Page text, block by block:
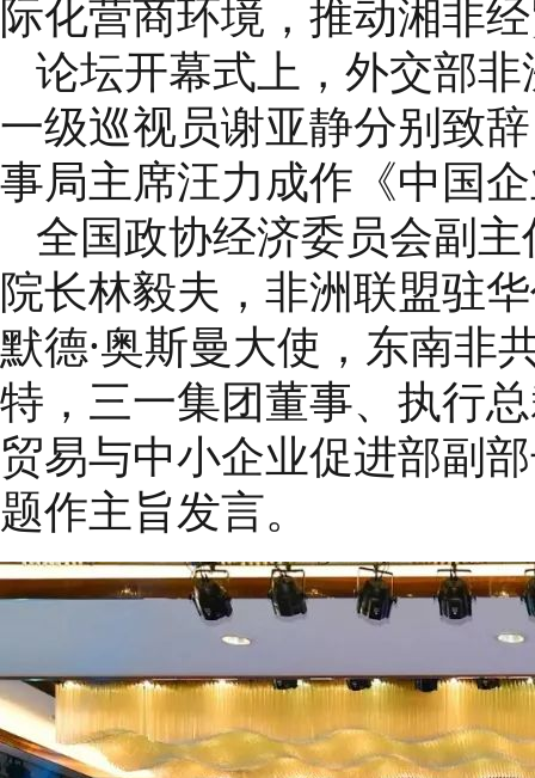
际化营商环境，推动湘非
论坛开幕式上，外交部
一级巡视员谢亚静分别致
事局主席汪力成作《中国
全国政协经济委员会副
院长林毅夫，非洲联盟驻
默德·奥斯曼大使，东南非
特，三一集团董事、执行
贸易与中小企业促进部副
题作主旨发言。